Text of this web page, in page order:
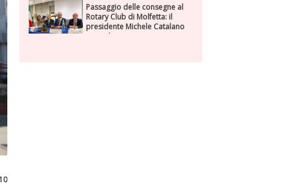
Passaggio delle consegne al
Rotary Club di Molfetta: il
presidente Michele Catalano
succede a se stesso